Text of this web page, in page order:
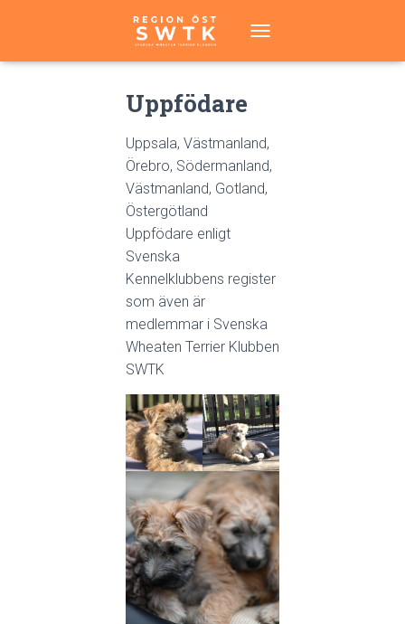
O
N
A
V
O
Uppfödare
Uppsala, Västmanland,
Örebro, Södermanland,
Västmanland, Gotland,
Östergötland
Uppfödare enligt
Svenska
Kennelklubbens register
som även är
medlemmar i Svenska
Wheaten Terrier Klubben
SWTK